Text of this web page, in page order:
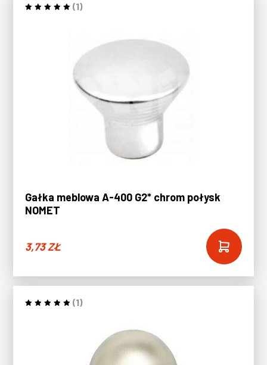
(1)
Gałka meblowa A-400 G2* chrom połysk
NOMET
3,73ZŁ
(1)